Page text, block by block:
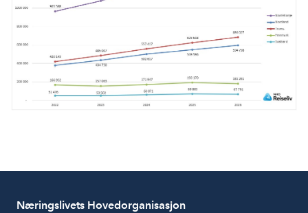
Næringslivets Hovedorganisasjon